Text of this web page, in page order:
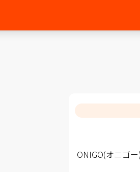
ONIGO(オニゴ